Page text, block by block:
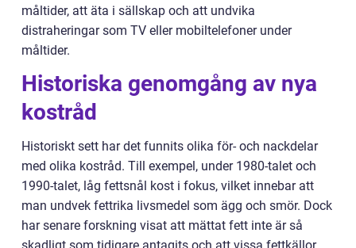
måltider, att äta i sällskap och att undvika
distraheringar som TV eller mobiltelefoner under
måltider.
Historiska genomgång av nya
kostråd
Historiskt sett har det funnits olika för- och nackdelar
med olika kostråd. Till exempel, under 1980-talet och
1990-talet, låg fettsnål kost i fokus, vilket innebar att
man undvek fettrika livsmedel som ägg och smör. Dock
har senare forskning visat att mättat fett inte är så